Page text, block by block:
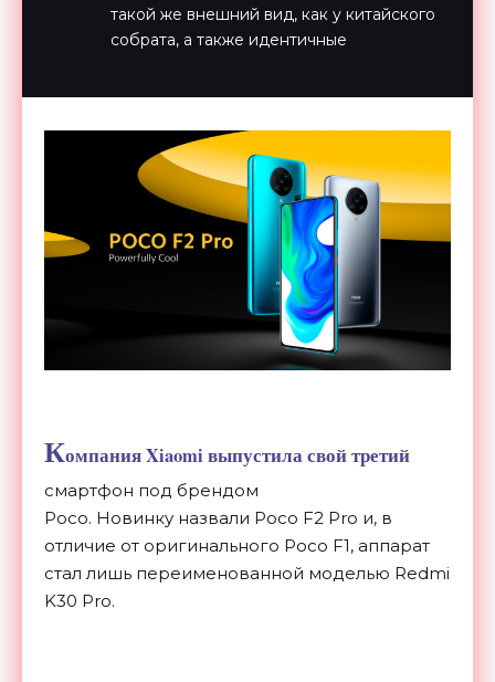
такой же внешний вид, как у китайского
собрата, а также идентичные
Компания Xiaomi выпустила свой третий
смартфон под брендом
Poco. Новинку назвали Poco F2 Pro и, в
отличие от оригинального Poco F1, аппарат
стал лишь переименованной моделью Redmi
K30 Pro.